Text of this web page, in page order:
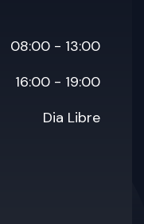
08:00 - 13:00
16:00 - 19:00
Dia Libre